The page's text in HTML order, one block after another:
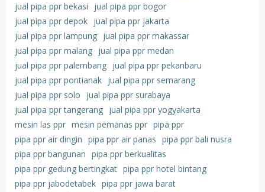
jual pipa ppr bekasi
jual pipa ppr bogor
jual pipa ppr depok jual pipa ppr jakarta
jual pipa ppr lampung jual pipa ppr makassar
jual pipa ppr malang jual pipa ppr medan
jual pipa ppr palembang jual pipa ppr pekanbaru
jual pipa ppr pontianak jual pipa ppr semarang
jual pipa ppr solo
jual pipa ppr surabaya
jual pipa ppr tangerang jual pipa ppr yogyakarta
mesin las ppr mesin pemanas ppr pipa ppr
pipa ppr air dingin pipa ppr air panas pipa ppr bali nusra
pipa ppr bangunan pipa ppr berkualitas
pipa ppr gedung bertingkat pipa ppr hotel bintang
pipa ppr jabodetabek pipa ppr jawa barat